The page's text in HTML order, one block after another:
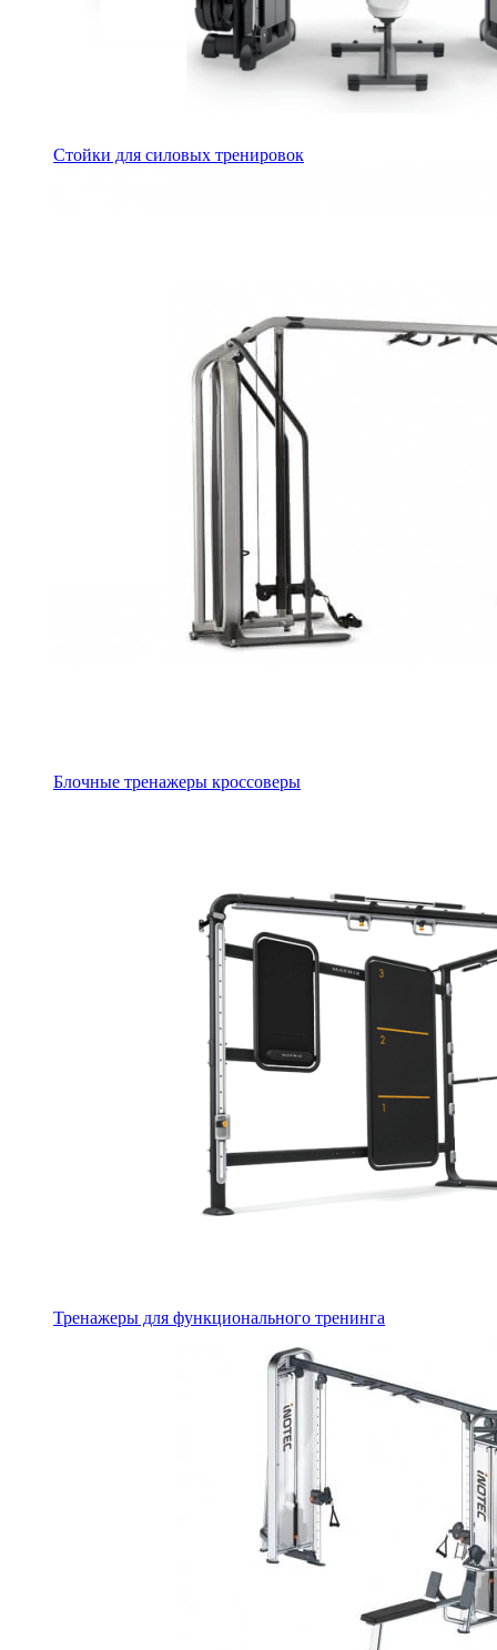
Стойки для силовых тренировок
Блочные тренажеры кроссоверы
Тренажеры для функционального тренинга